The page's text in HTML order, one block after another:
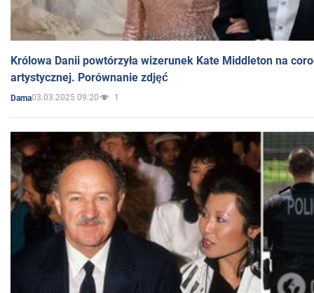
Królowa Danii powtórzyła wizerunek Kate Middleton na
artystycznej. Porównanie zdjęć
Dama03.03.2025 09:20 1